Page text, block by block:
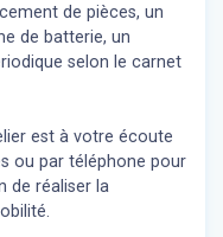
de pièces, un
de batterie, un
selon le carnet
est à votre écoute
ou par téléphone pour
de réaliser la